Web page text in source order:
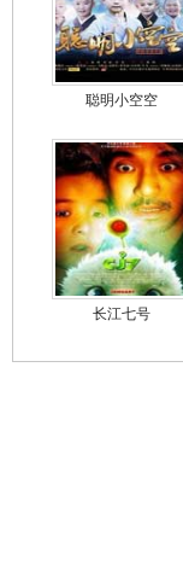
聪明小空空
长江七号